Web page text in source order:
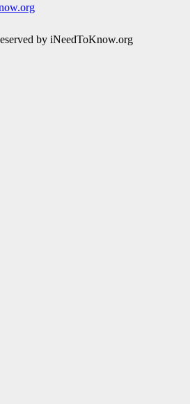
by iNeedToKnow.org